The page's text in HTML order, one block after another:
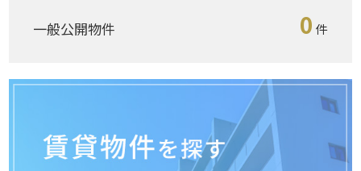
一般公開物件 0 件